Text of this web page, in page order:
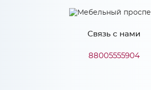
Количество упаковок: 2
Связь с нами
88005555904